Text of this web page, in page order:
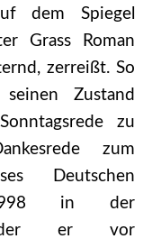
dem Spiegel
Grass Roman
zerreißt. So
Zustand
zu
zum
Deutschen
in der
der er vor